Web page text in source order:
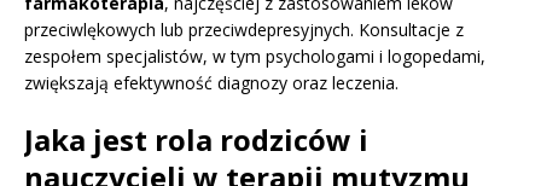
przeciwlękowych lub przeciwdepresyjnych. Konsultacje z
zespołem specjalistów, w tym psychologami i logopedami,
zwiększają efektywność diagnozy oraz leczenia.
Jaka jest rola rodziców i
nauczycieli w terapii mutyzmu